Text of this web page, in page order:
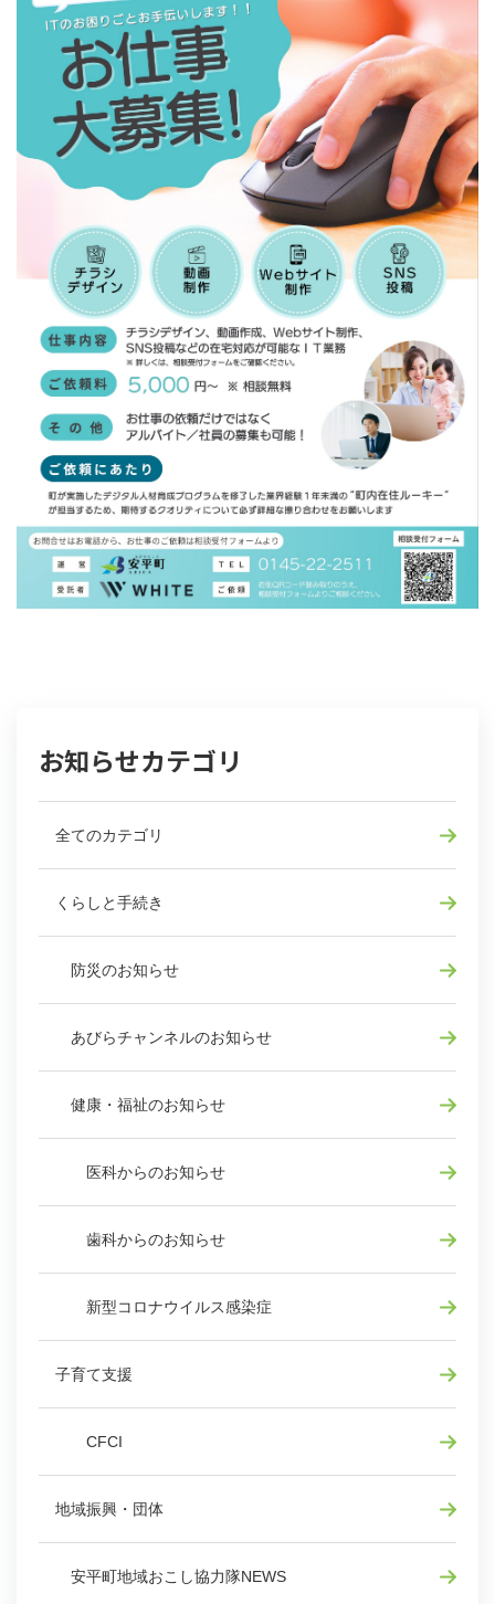
お知らせカテゴリ
全てのカテゴリ
くらしと手続き
防災のお知らせ
あびらチャンネルのお知らせ
健康・福祉のお知らせ
医科からのお知らせ
歯科からのお知らせ
新型コロナウイルス感染症
子育て支援
CFCI
地域振興・団体
安平町地域おこし協力隊NEWS